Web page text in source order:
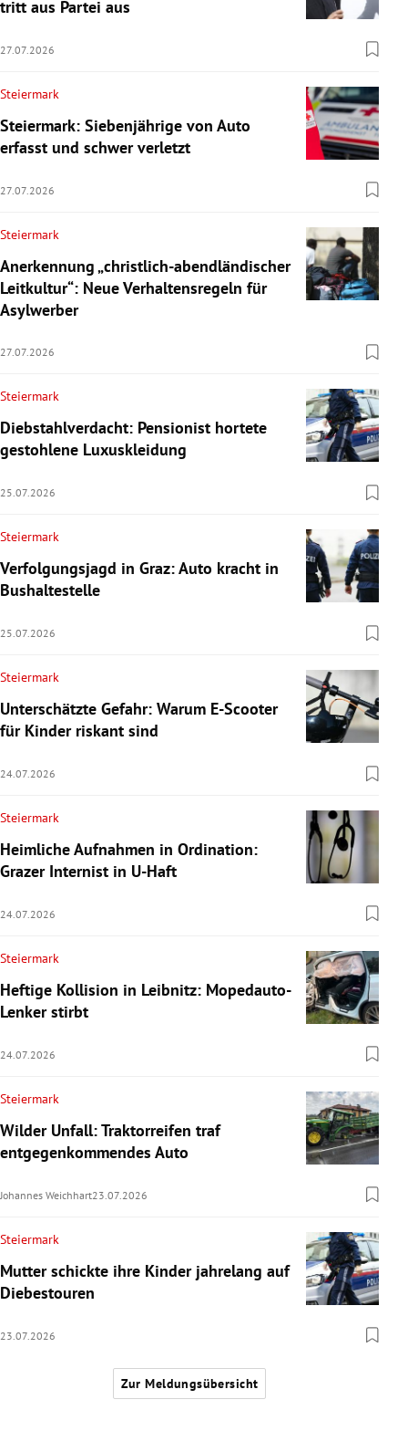
tritt aus Partei aus
27.07.2026
Steiermark
Steiermark: Siebenjährige von Auto
erfasst und schwer verletzt
27.07.2026
Steiermark
Anerkennung „christlich-abendländischer
Leitkultur“: Neue Verhaltensregeln für
Asylwerber
27.07.2026
Steiermark
Diebstahlverdacht: Pensionist hortete
gestohlene Luxuskleidung
25.07.2026
Steiermark
Verfolgungsjagd in Graz: Auto kracht in
Bushaltestelle
25.07.2026
Steiermark
Unterschätzte Gefahr: Warum E-Scooter
für Kinder riskant sind
24.07.2026
Steiermark
Heimliche Aufnahmen in Ordination:
Grazer Internist in U-Haft
24.07.2026
Steiermark
Heftige Kollision in Leibnitz: Mopedauto-
Lenker stirbt
24.07.2026
Steiermark
Wilder Unfall: Traktorreifen traf
entgegenkommendes Auto
Johannes Weichhart23.07.2026
Steiermark
Mutter schickte ihre Kinder jahrelang auf
Diebestouren
23.07.2026
Zur Meldungsübersicht